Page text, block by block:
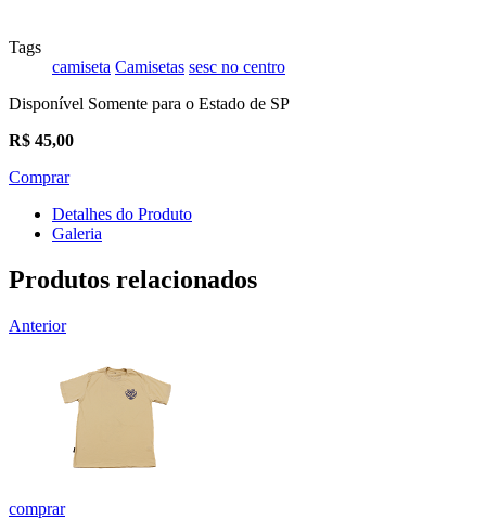
Tags
camiseta Camisetas sesc no centro
Disponível Somente para o Estado de SP
R$ 45,00
Comprar
Detalhes do Produto
Galeria
Produtos relacionados
Anterior
comprar